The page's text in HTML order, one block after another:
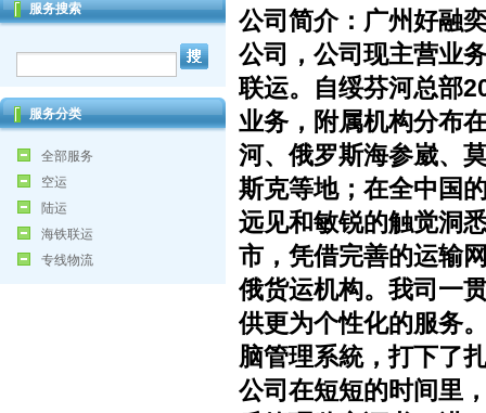
服务搜索
服务分类
全部服务
空运
陆运
海铁联运
专线物流
公司简介：广州好融
公司，公司现主营业
联运。自绥芬河总部
业务，附属机构分布
河、俄罗斯海参崴、
斯克等地；在全中国
远见和敏锐的触觉洞
市，凭借完善的运输
俄货运机构。我司一
供更为个性化的服务
脑管理系統，打下了
公司在短短的时间里